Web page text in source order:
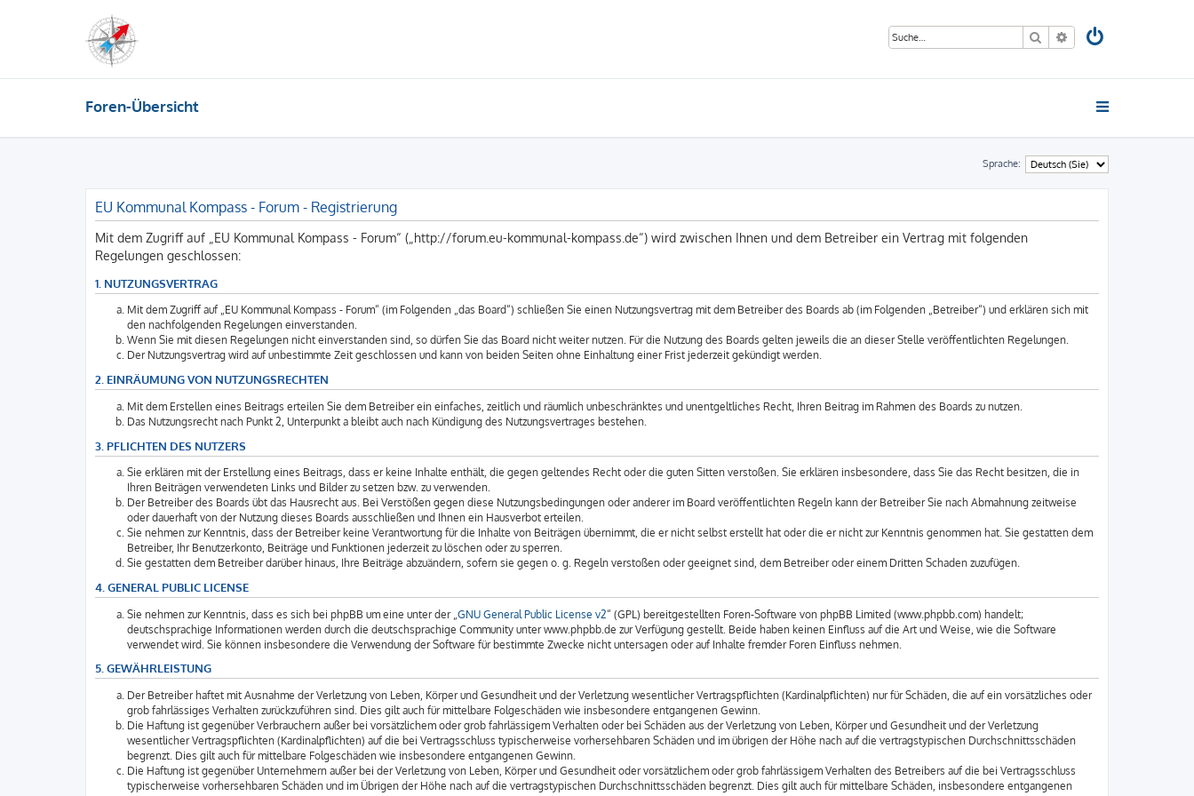
Suche Erweiterte Suche
Foren-Übersicht
Sprache:
EU Kommunal Kompass - Forum - Registrierung
Mit dem Zugriff auf „EU Kommunal Kompass - Forum“ („http://forum.eu-kommunal-kompass.de“) wird zwischen Ihnen und dem Betreiber ein Vertrag mit folgenden
Regelungen geschlossen:
1. NUTZUNGSVERTRAG
Mit dem Zugriff auf „EU Kommunal Kompass - Forum“ (im Folgenden „das Board“) schließen Sie einen Nutzungsvertrag mit dem Betreiber des Boards ab (im Folgenden „Betreiber“) und erklären sich mit
den nachfolgenden Regelungen einverstanden.
Wenn Sie mit diesen Regelungen nicht einverstanden sind, so dürfen Sie das Board nicht weiter nutzen. Für die Nutzung des Boards gelten jeweils die an dieser Stelle veröffentlichten Regelungen.
Der Nutzungsvertrag wird auf unbestimmte Zeit geschlossen und kann von beiden Seiten ohne Einhaltung einer Frist jederzeit gekündigt werden.
2. EINRÄUMUNG VON NUTZUNGSRECHTEN
Mit dem Erstellen eines Beitrags erteilen Sie dem Betreiber ein einfaches, zeitlich und räumlich unbeschränktes und unentgeltliches Recht, Ihren Beitrag im Rahmen des Boards zu nutzen.
Das Nutzungsrecht nach Punkt 2, Unterpunkt a bleibt auch nach Kündigung des Nutzungsvertrages bestehen.
3. PFLICHTEN DES NUTZERS
Sie erklären mit der Erstellung eines Beitrags, dass er keine Inhalte enthält, die gegen geltendes Recht oder die guten Sitten verstoßen. Sie erklären insbesondere, dass Sie das Recht besitzen, die in
Ihren Beiträgen verwendeten Links und Bilder zu setzen bzw. zu verwenden.
Der Betreiber des Boards übt das Hausrecht aus. Bei Verstößen gegen diese Nutzungsbedingungen oder anderer im Board veröffentlichten Regeln kann der Betreiber Sie nach Abmahnung zeitweise
oder dauerhaft von der Nutzung dieses Boards ausschließen und Ihnen ein Hausverbot erteilen.
Sie nehmen zur Kenntnis, dass der Betreiber keine Verantwortung für die Inhalte von Beiträgen übernimmt, die er nicht selbst erstellt hat oder die er nicht zur Kenntnis genommen hat. Sie gestatten dem
Betreiber, Ihr Benutzerkonto, Beiträge und Funktionen jederzeit zu löschen oder zu sperren.
Sie gestatten dem Betreiber darüber hinaus, Ihre Beiträge abzuändern, sofern sie gegen o. g. Regeln verstoßen oder geeignet sind, dem Betreiber oder einem Dritten Schaden zuzufügen.
4. GENERAL PUBLIC LICENSE
Sie nehmen zur Kenntnis, dass es sich bei phpBB um eine unter der „ GNU General Public License v2“ (GPL) bereitgestellten Foren-Software von phpBB Limited (www.phpbb.com) handelt;
deutschsprachige Informationen werden durch die deutschsprachige Community unter www.phpbb.de zur Verfügung gestellt. Beide haben keinen Einfluss auf die Art und Weise, wie die Software
verwendet wird. Sie können insbesondere die Verwendung der Software für bestimmte Zwecke nicht untersagen oder auf Inhalte fremder Foren Einfluss nehmen.
5. GEWÄHRLEISTUNG
Der Betreiber haftet mit Ausnahme der Verletzung von Leben, Körper und Gesundheit und der Verletzung wesentlicher Vertragspflichten (Kardinalpflichten) nur für Schäden, die auf ein vorsätzliches oder
grob fahrlässiges Verhalten zurückzuführen sind. Dies gilt auch für mittelbare Folgeschäden wie insbesondere entgangenen Gewinn.
Die Haftung ist gegenüber Verbrauchern außer bei vorsätzlichem oder grob fahrlässigem Verhalten oder bei Schäden aus der Verletzung von Leben, Körper und Gesundheit und der Verletzung
wesentlicher Vertragspflichten (Kardinalpflichten) auf die bei Vertragsschluss typischerweise vorhersehbaren Schäden und im übrigen der Höhe nach auf die vertragstypischen Durchschnittsschäden
begrenzt. Dies gilt auch für mittelbare Folgeschäden wie insbesondere entgangenen Gewinn.
Die Haftung ist gegenüber Unternehmern außer bei der Verletzung von Leben, Körper und Gesundheit oder vorsätzlichem oder grob fahrlässigem Verhalten des Betreibers auf die bei Vertragsschluss
typischerweise vorhersehbaren Schäden und im Übrigen der Höhe nach auf die vertragstypischen Durchschnittsschäden begrenzt. Dies gilt auch für mittelbare Schäden, insbesondere entgangenen